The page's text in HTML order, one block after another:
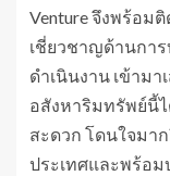
Venture จึงพร้อม
เชี่ยวชาญด้านการ
ดำเนินงาน เข้าม
อสังหาริมทรัพย์นี้
สะดวก โดนใจมา
ประเทศและพร้อม